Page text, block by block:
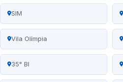
SIM
Vila Olímpia
35° BI